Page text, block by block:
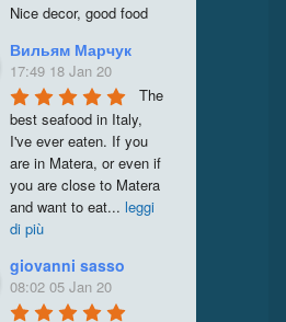
Nice decor, good food
Вильям Марчук
17:49 18 Jan 20
The
best seafood in Italy,
I've ever eaten. If you
are in Matera, or even if
you are close to Matera
and want to eat... leggi
di più
giovanni sasso
08:02 05 Jan 20